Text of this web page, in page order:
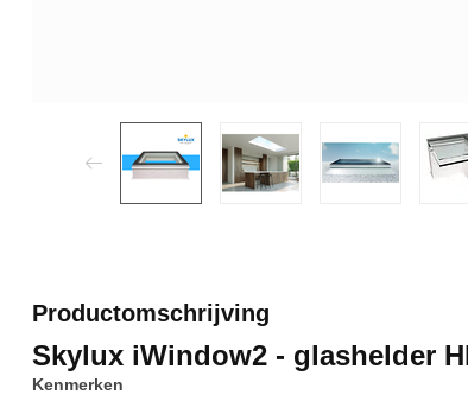
Productomschrijving
Skylux iWindow2 - glashelder
Kenmerken